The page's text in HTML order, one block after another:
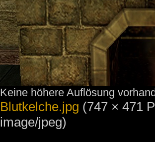
Keine höhere Auflösung
Blutkelche.jpg (747 × 471
image/jpeg)